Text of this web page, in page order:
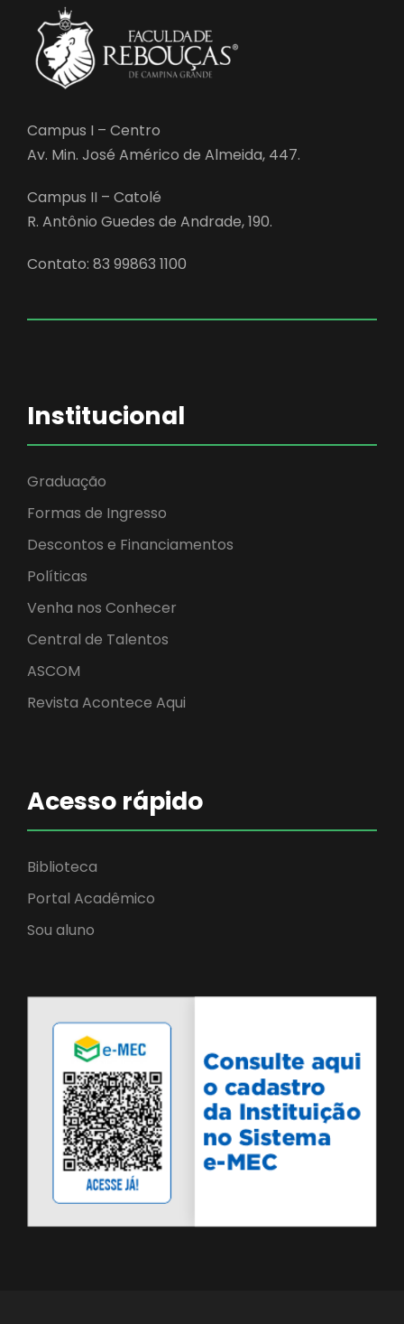
Campus I – Centro
Av. Min. José Américo de Almeida, 447.
Campus II – Catolé
R. Antônio Guedes de Andrade, 190.
Contato: 83 99863 1100
Institucional
Graduação
Formas de Ingresso
Descontos e Financiamentos
Políticas
Venha nos Conhecer
Central de Talentos
ASCOM
Revista Acontece Aqui
Acesso rápido
Biblioteca
Portal Acadêmico
Sou aluno